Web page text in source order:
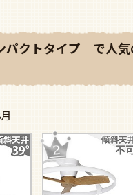
パクトタイプ で人気